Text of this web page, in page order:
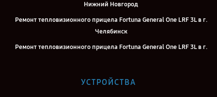
Нижний Новгород
Ремонт тепловизионного прицела Fortuna General One LRF 3L в г.
Челябинск
Ремонт тепловизионного прицела Fortuna General One LRF 3L в г.
Казань
УСТРОЙСТВА